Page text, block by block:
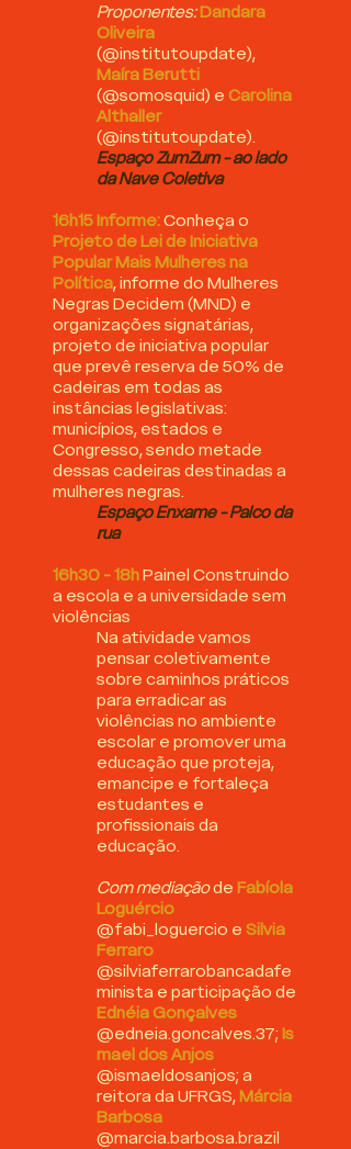
Proponentes: Dandara
Oliveira
(@institutoupdate),
Maíra Berutti
(@somosquid) e Carolina
Althaller
(@institutoupdate).
Espaço ZumZum - ao lado
da Nave Coletiva
16h15 Informe:Conheça o
Projeto de Lei de Iniciativa
Popular Mais Mulheres na
Política, informe do Mulheres
Negras Decidem (MND) e
organizações signatárias,
projeto de iniciativa popular
que prevê reserva de 50% de
cadeiras em todas as
instâncias legislativas:
municípios, estados e
Congresso, sendo metade
dessas cadeiras destinadas a
mulheres negras.
Espaço Enxame - Palco da
rua
16h30 - 18hPainel Construindo
a escola e a universidade sem
violências
Na atividade vamos
pensar coletivamente
sobre caminhos práticos
para erradicar as
violências no ambiente
escolar e promover uma
educação que proteja,
emancipe e fortaleça
estudantes e
profissionais da
educação.
Com mediaçãode Fabíola
Loguércio
@fabi_loguercio e Silvia
Ferraro
@silviaferrarobancadafe
minista e participação de
Ednéia Gonçalves
@edneia.goncalves.37; Is
mael dos Anjos
@ismaeldosanjos; a
reitora da UFRGS, Márcia
Barbosa
@marcia.barbosa.brazil